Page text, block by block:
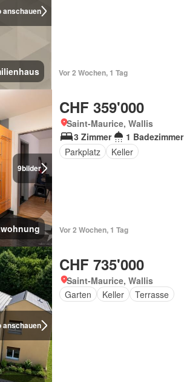
anschauen
Vor 2 Wochen, 1 Tag
9bilder
CHF 359'000
Saint-Maurice, Wallis
3 Zimmer
1 Badezimmer
Parkplatz
Keller
Vor 2 Wochen, 1 Tag
anschauen
CHF 735'000
Saint-Maurice, Wallis
Garten
Keller Terrasse